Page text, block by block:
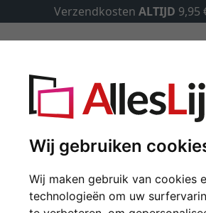
Wij gebruiken
Wij maken gebruik van cookies
technologieën om uw
Verzendkosten ALTIJD 9,95
Kaders op maat Passe-partouts